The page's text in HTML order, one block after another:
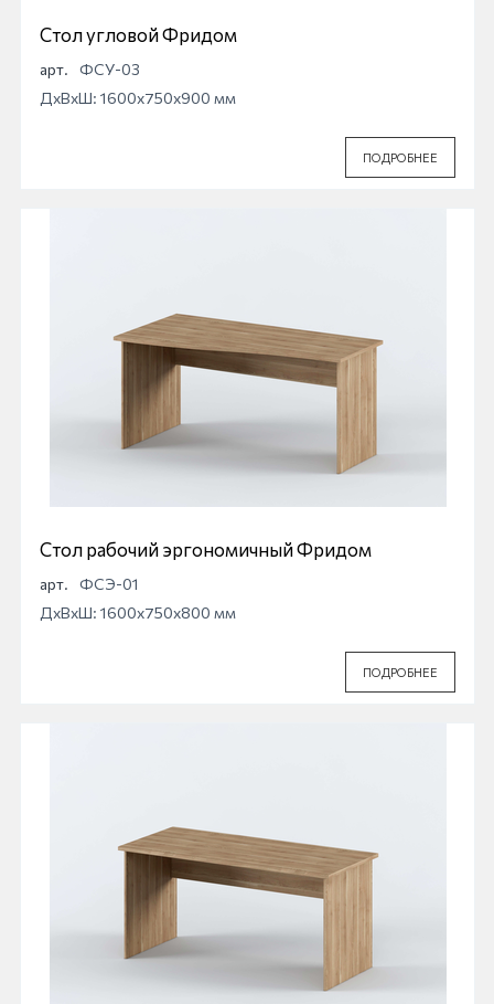
Стол угловой Фридом
арт.
ФСУ-03
ДхВхШ: 1600x750x900 мм
ПОДРОБНЕЕ
Стол рабочий эргономичный Фридом
арт.
ФСЭ-01
ДхВхШ: 1600x750x800 мм
ПОДРОБНЕЕ